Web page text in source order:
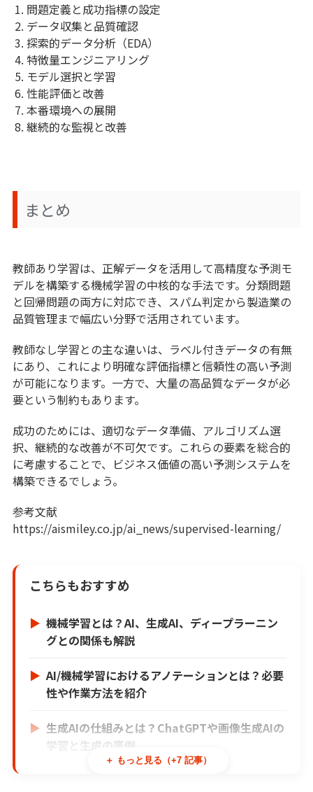
問題定義と成功指標の設定
データ収集と品質確認
探索的データ分析（EDA）
特徴量エンジニアリング
モデル選択と学習
性能評価と改善
本番環境への展開
継続的な監視と改善
まとめ
教師あり学習は、正解データを活用して高精度な予測モ
デルを構築する機械学習の中核的な手法です。分類問題
と回帰問題の両方に対応でき、スパム判定から製造業の
品質管理まで幅広い分野で活用されています。
教師なし学習との主な違いは、ラベル付きデータの有無
にあり、これにより明確な評価指標と信頼性の高い予測
が可能になります。一方で、大量の高品質なデータが必
要という制約もあります。
成功のためには、適切なデータ準備、アルゴリズム選
択、継続的な改善が不可欠です。これらの要素を総合的
に考慮することで、ビジネス価値の高い予測システムを
構築できるでしょう。
参考文献
https://aismiley.co.jp/ai_news/supervised-learning/
こちらもおすすめ
機械学習とは？AI、生成AI、ディープラーニン
グとの関係も解説
AI/機械学習におけるアノテーションとは？必要
性や作業方法を紹介
生成AIの仕組みとは？ChatGPTや画像生成AIの
学習と生成の裏側
＋ もっと見る（+7 記事）